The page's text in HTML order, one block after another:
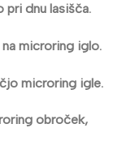
pri dnu lasišča.
microring iglo.
microring igle.
obroček,